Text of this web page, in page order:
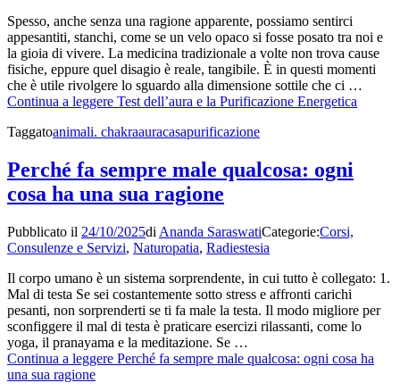
Spesso, anche senza una ragione apparente, possiamo sentirci
appesantiti, stanchi, come se un velo opaco si fosse posato tra noi e
la gioia di vivere. La medicina tradizionale a volte non trova cause
fisiche, eppure quel disagio è reale, tangibile. È in questi momenti
che è utile rivolgere lo sguardo alla dimensione sottile che ci …
Continua a leggere Test dell’aura e la Purificazione Energetica
Taggatoanimali. chakraauracasapurificazione
Perché fa sempre male qualcosa: ogni
cosa ha una sua ragione
Pubblicato il 24/10/2025di Ananda SaraswatiCategorie:Corsi,
Consulenze e Servizi, Naturopatia, Radiestesia
Il corpo umano è un sistema sorprendente, in cui tutto è collegato: 1.
Mal di testa Se sei costantemente sotto stress e affronti carichi
pesanti, non sorprenderti se ti fa male la testa. Il modo migliore per
sconfiggere il mal di testa è praticare esercizi rilassanti, come lo
yoga, il pranayama e la meditazione. Se …
Continua a leggere Perché fa sempre male qualcosa: ogni cosa ha
una sua ragione